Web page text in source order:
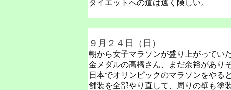
ダイエットへの道は遠く険しい。
９月２４日（日）
朝から女子マラソンが盛り上がっていた
金メダルの高橋さん、まだ余裕があり
日本でオリンピックのマラソンをやると
舗装を全部やり直して、周りの壁も塗